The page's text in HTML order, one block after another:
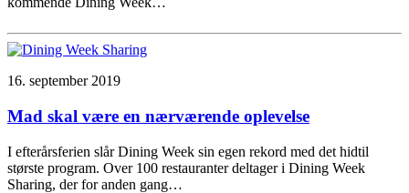
16. september 2019
Mad skal være en nærværende oplevelse
I efterårsferien slår Dining Week sin egen rekord med det hidtil
største program. Over 100 restauranter deltager i Dining Week
Sharing, der for anden gang…